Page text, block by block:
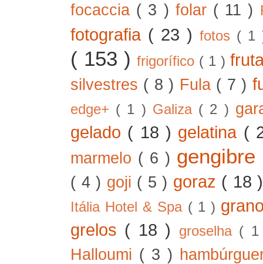
focaccia ( 3 ) folar ( 11 )
fotografia ( 23 ) fotos (
( 153 )frigorífico ( 1 )
silvestres ( 8 ) Fula ( 7 )
edge+ ( 1 ) Galiza ( 2 )
gelado ( 18 ) gelatina (
marmelo ( 6 ) gengibre
( 4 ) goji ( 5 ) goraz ( 18
Itália Hotel & Spa ( 1 )
grelos ( 18 ) groselha (
Halloumi ( 3 )